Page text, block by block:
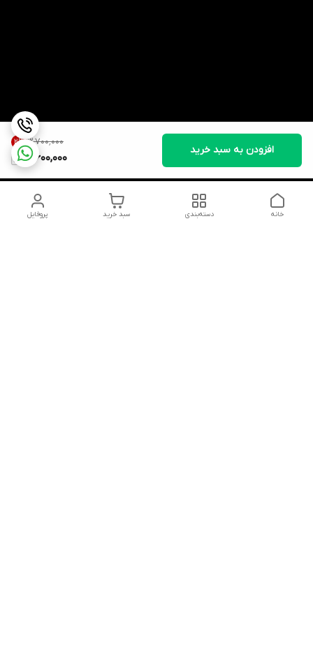
۳٬۷۰۰٬۰۰۰ 2%
3,600,000
افزودن به سبد خرید
پروفایل سبد خرید دسته‌بندی خانه